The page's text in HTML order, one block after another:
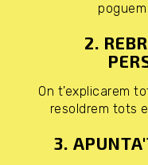
2.
On t'explicarem
resoldrem tots
3.